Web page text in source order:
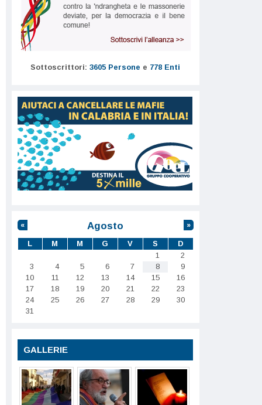
Sottoscrittori: 3605 Persone e 778 Enti
Agosto
« »
L M M G V S
D
1
2
3
4 5 6 7 8
9
10
11 12 13 14 15
16
17
18 19 20 21 22
23
24
25 26 27 28 29
30
31
GALLERIE